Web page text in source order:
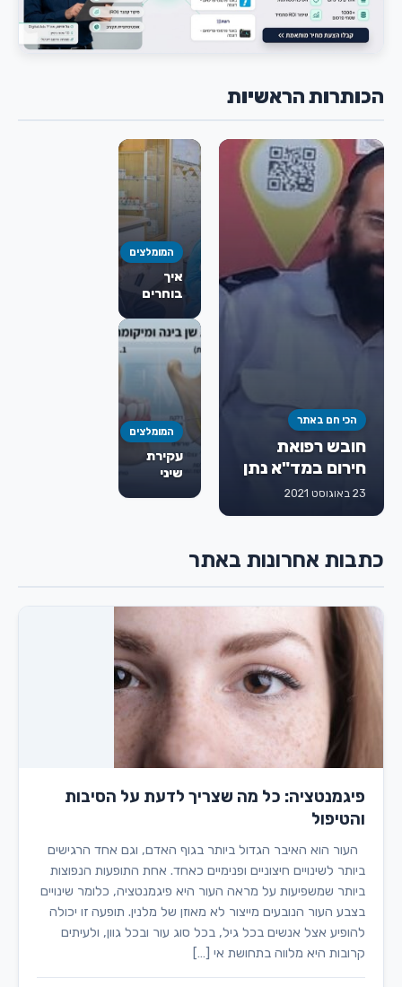
הכותרות הראשיות
הכי חם באתר
חובש רפואת
חירום במד"א נתן
גורמן ז"ל
23 באוגוסט 2021
המומלצים
איך
בוחרים
פה
ולסת
מומלץ
לניתוח
מורחב
המומלצים
עקירת
שיני
ומה
לדעת
מראש
כתבות אחרונות באתר
פיגמנטציה: כל מה שצריך לדעת על הסיבות
והטיפול
העור הוא האיבר הגדול ביותר בגוף האדם, וגם אחד הרגישים
ביותר לשינויים חיצוניים ופנימיים כאחד. אחת התופעות הנפוצות
ביותר שמשפיעות על מראה העור היא פיגמנטציה, כלומר שינויים
בצבע העור הנובעים מייצור לא מאוזן של מלנין. תופעה זו יכולה
להופיע אצל אנשים בכל גיל, בכל סוג עור ובכל גוון, ולעיתים
קרובות היא מלווה בתחושת אי […]